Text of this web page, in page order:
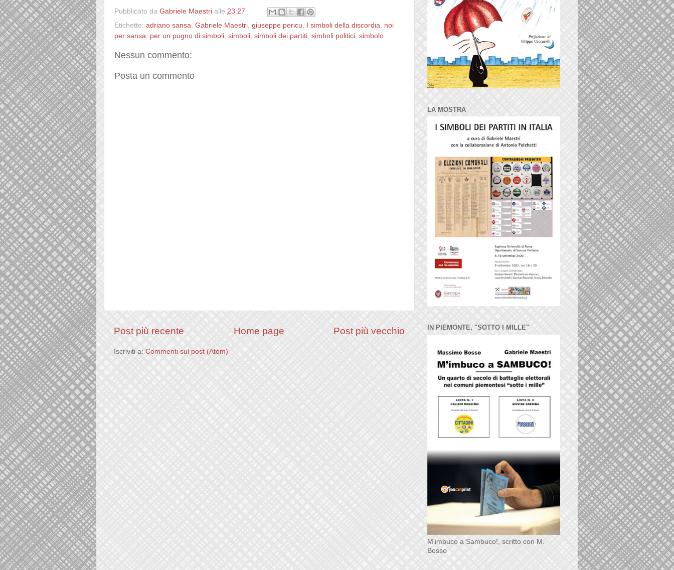
Pubblicato da Gabriele Maestri alle 23:27
Etichette: adriano sansa Gabriele Maestri giuseppe pericu I simboli della discordia
noi
per sansa
per un pugno di simboli simboli simboli dei partiti simboli politici simbolo
Nessun commento:
Posta un commento
Post più recente Post più vecchio
Home page
Iscriviti a: Commenti sul post (Atom)
LA MOSTRA
IN PIEMONTE, "SOTTO I MILLE"
M'imbuco a Sambuco!, scritto con M.
Bosso